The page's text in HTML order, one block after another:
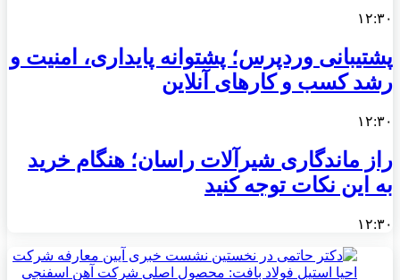
۱۲:۳۰
پشتیبانی وردپرس؛ پشتوانه پایداری، امنیت و
رشد کسب‌ و کارهای آنلاین
۱۲:۳۰
راز ماندگاری شیرآلات راسان؛ هنگام خرید
به این نکات توجه کنید
۱۲:۳۰